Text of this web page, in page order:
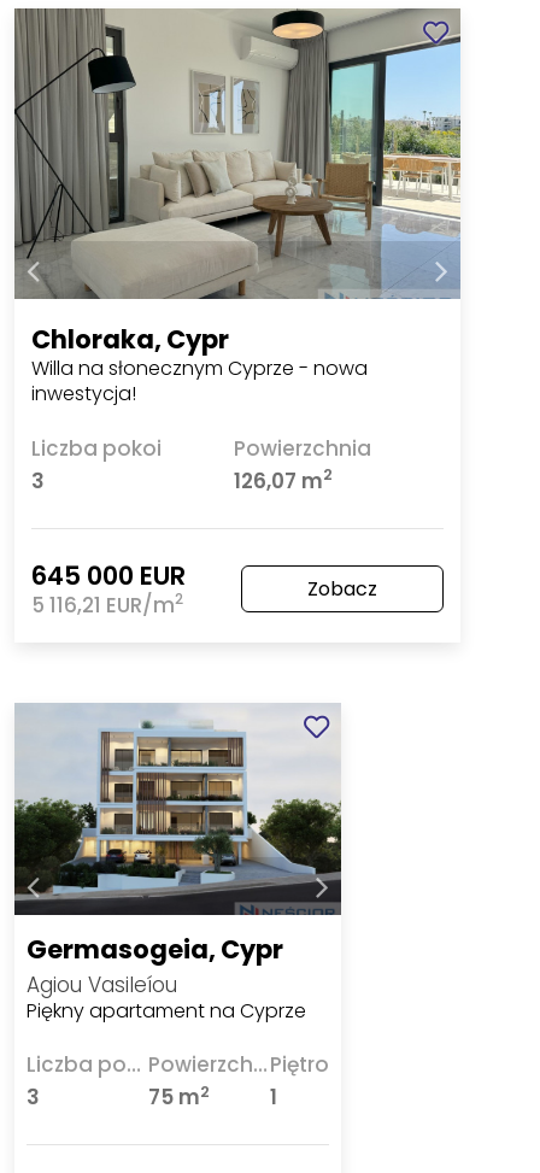
Chloraka, Cypr
Willa na słonecznym Cyprze - nowa
inwestycja!
Liczba pokoi
3
Powierzchnia
126,07 m2
645 000 EUR
5 116,21 EUR/m2 Zobacz
Germasogeia, Cypr
Agiou Vasileíou
Piękny apartament na Cyprze
Liczba pokoi
3
Powierzchnia
75 m2
Piętro
1